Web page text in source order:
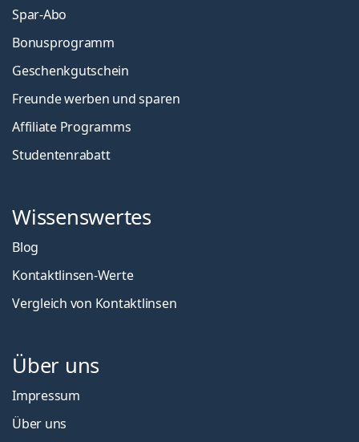
Spar-Abo
Bonusprogramm
Geschenkgutschein
Freunde werben und sparen
Affiliate Programms
Studentenrabatt
Wissenswertes
Blog
Kontaktlinsen-Werte
Vergleich von Kontaktlinsen
Über uns
Impressum
Über uns